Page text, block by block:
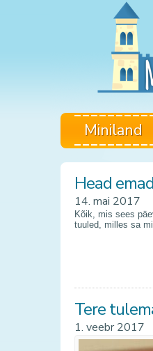
Miniland
Head
14. mai 2017
Kõik, mis sees
tuuled, milles sa
Tere
1. veebr 2017